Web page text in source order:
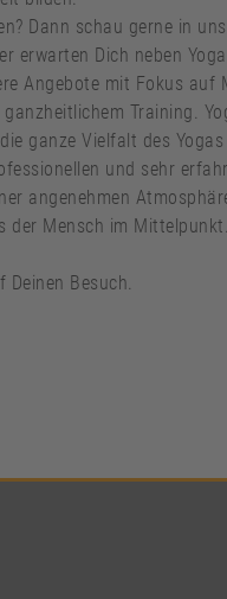
Dann schau gerne in
erwarten Dich neben
Angebote mit Fokus auf
Training.
ganze Vielfalt des
und sehr
angenehmen
der Mensch im Mittelpunkt.
Deinen Besuch.